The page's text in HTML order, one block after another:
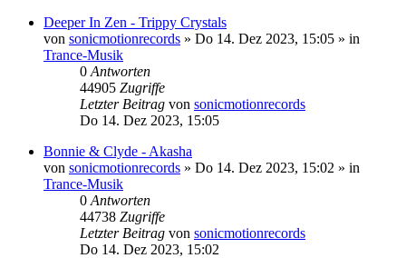
Deeper In Zen - Trippy Crystals
von sonicmotionrecords » Do 14. Dez 2023, 15:05 » in
Trance-Musik
0 Antworten
44905 Zugriffe
Letzter Beitrag von sonicmotionrecords
Do 14. Dez 2023, 15:05
Bonnie & Clyde - Akasha
von sonicmotionrecords » Do 14. Dez 2023, 15:02 » in
Trance-Musik
0 Antworten
44738 Zugriffe
Letzter Beitrag von sonicmotionrecords
Do 14. Dez 2023, 15:02